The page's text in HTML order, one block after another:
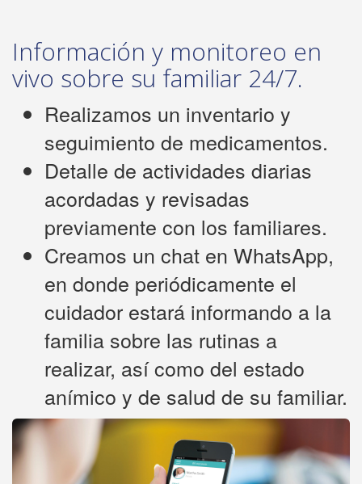
Información y monitoreo en
vivo sobre su familiar 24/7.
Realizamos un inventario y
seguimiento de medicamentos.
Detalle de actividades diarias
acordadas y revisadas
previamente con los familiares.
Creamos un chat en WhatsApp,
en donde periódicamente el
cuidador estará informando a la
familia sobre las rutinas a
realizar, así como del estado
anímico y de salud de su familiar.